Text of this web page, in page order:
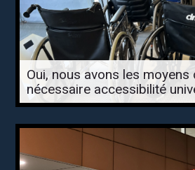
Oui, nous avons les moyens
nécessaire accessibilité